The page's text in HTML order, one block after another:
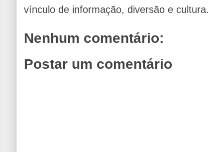
vínculo de informação, diversão e cultura.
Nenhum comentário:
Postar um comentário